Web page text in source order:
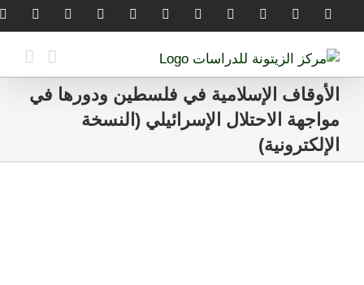
to
content
Facebook
Instagram
YouTube
Tiktok
Threads
LinkedIn
SoundCloud
WhatsApp
الأوقاف الإسلامية في فلسطين ودورها في
مواجهة الاحتلال الإسرائيلي (النسخة
الإلكترونية)